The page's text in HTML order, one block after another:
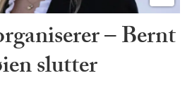
– Bernt
slutter